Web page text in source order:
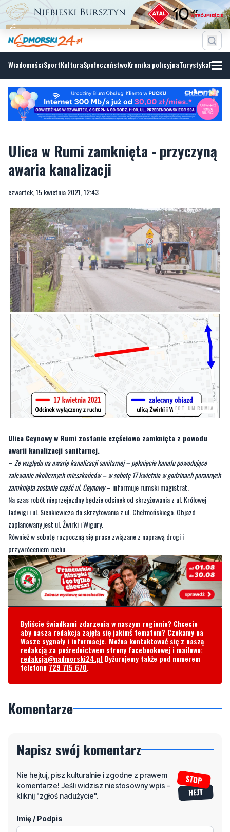
WiadomościSportKulturaSpołeczeństwoKronika policyjnaTurystyka
Ulica w Rumi zamknięta - przyczyną
czwartek, 15 kwietnia 2021, 12:43
Ulica Ceynowy w Rumi zostanie częściowo zamknięta z powodu
awarii kanalizacji sanitarnej.
zalewanie okolicznych mieszkańców – w sobotę 17 kwietnia w godzinach porannych
zamknięta zostanie część ul. Ceynowy
Na czas robót nieprzejezdny będzie odcinek od skrzyżowania z ul. Królowej
Jadwigi i ul. Sienkiewicza do skrzyżowania z ul. Chełmońskiego. Objazd
zaplanowany jest ul. Żwirki i Wigury.
Również w sobotę rozpoczną się prace związane z naprawą drogi i
przywróceniem ruchu.
Byliście świadkami zdarzenia w naszym regionie? Chcecie
aby nasza redakcja zajęła się jakimś tematem? Czekamy na
Wasze sygnały i informacje. Można kontaktować się z naszą
redakcja@nadmorski24.plDyżurujemy także pod numerem
telefonu729 715 670.
Komentarze
Napisz swój komentarz
komentarze! Jeśli widzisz niestosowny wpis -
Imię / Podpis
Odpowiedz